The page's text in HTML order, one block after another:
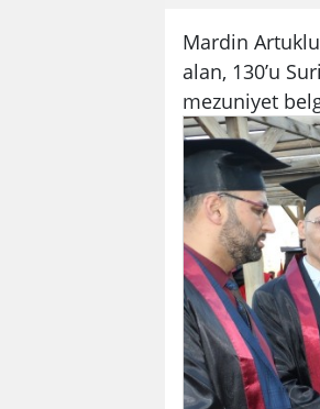
Mardin
alan, 130’u
mezuniyet